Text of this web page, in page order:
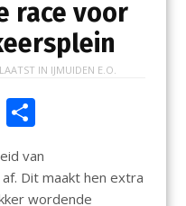
race voor
IN IJMUIDEN E.O.
m
D
e
van
Dit maakt hen extra
wordende